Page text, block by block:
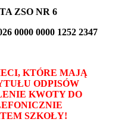
ZSO NR 6
0000 0000 1252 2347
KTÓRE MAJĄ
ODPISÓW
KWOTY DO
SZKOŁY!